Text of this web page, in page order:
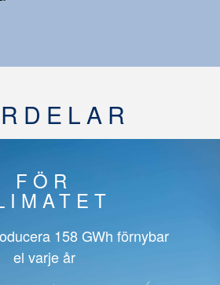
FÖR
158 GWh förnybar
el varje år